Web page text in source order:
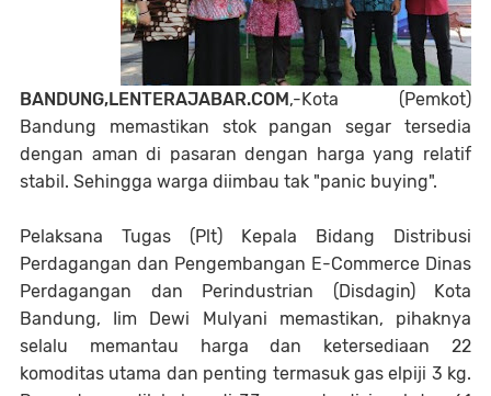
BANDUNG,LENTERAJABAR.COM,-Kota (Pemkot)
Bandung memastikan stok pangan segar tersedia
dengan aman di pasaran dengan harga yang relatif
stabil. Sehingga warga diimbau tak "panic buying".
Pelaksana Tugas (Plt) Kepala Bidang Distribusi
Perdagangan dan Pengembangan E-Commerce Dinas
Perdagangan dan Perindustrian (Disdagin) Kota
Bandung, Iim Dewi Mulyani memastikan, pihaknya
selalu memantau harga dan ketersediaan 22
komoditas utama dan penting termasuk gas elpiji 3 kg.